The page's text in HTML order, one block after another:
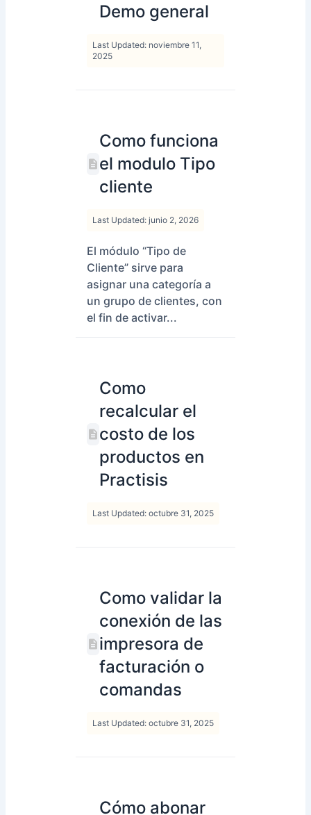
Demo general
Last Updated: noviembre 11,
2025
Como funciona
el modulo Tipo
cliente
Last Updated: junio 2, 2026
El módulo “Tipo de
Cliente” sirve para
asignar una categoría a
un grupo de clientes, con
el fin de activar...
Como
recalcular el
costo de los
productos en
Practisis
Last Updated: octubre 31, 2025
Como validar la
conexión de las
impresora de
facturación o
comandas
Last Updated: octubre 31, 2025
Cómo abonar